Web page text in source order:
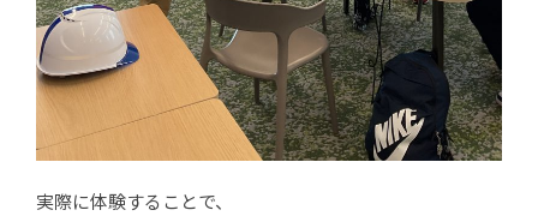
実際に体験することで、